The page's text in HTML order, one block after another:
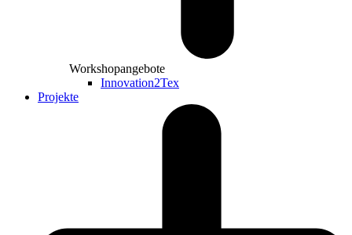
Workshopangebote
Innovation2Tex
Projekte